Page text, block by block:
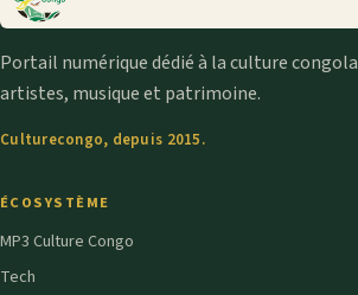
Portail numérique dédié à la culture
artistes, musique et patrimoine.
Culturecongo, depuis 2015.
ÉCOSYSTÈME
MP3 Culture Congo
Tech